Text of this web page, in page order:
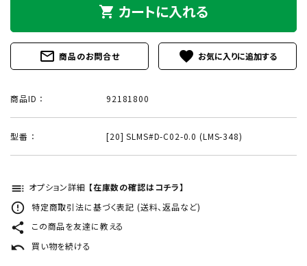
shopping_cart カートに入れる
mail_outline 商品のお問合せ favorite
商品ID ： 92181800
型番 ： [20] SLMS#D-C02-0.0 (LMS-348)
toc オプション詳細 【在庫数の確認はコチラ】
error_outline 特定商取引法に基づく表記 (送料、返品など)
share この商品を友達に教える
undo 買い物を続ける